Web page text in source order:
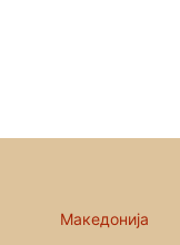
Македонија